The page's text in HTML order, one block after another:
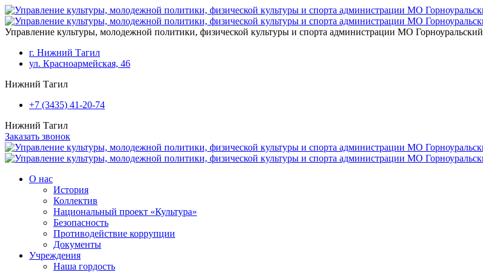
Перейти к основному содержанию
Управление культуры, молодежной политики, физической культуры и спорта администрации МО Горноуральский
г. Нижний Тагил
ул. Красноармейская, 46
Нижний Тагил
+7 (3435) 41-20-74
Нижний Тагил
Заказать звонок
О нас
История
Коллектив
Национальный проект «Культура»
Безопасность
Противодействие коррупции
Документы
Учреждения
Наша гордость